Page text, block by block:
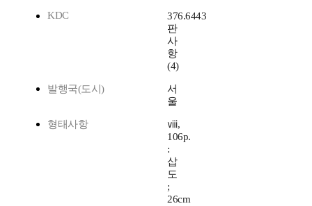
KDC
376.6443
판
사
항
(4)
발행국(도시)
서
울
형태사항
ⅷ,
106p.
:
삽
도
;
26cm